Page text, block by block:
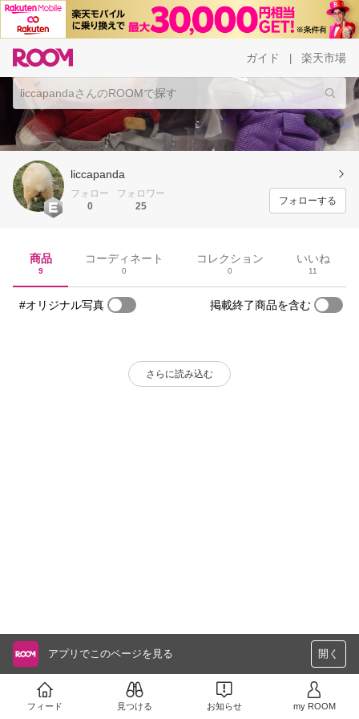
ガイド 楽天市場
liccapanda
フォロー
0
フォロワー
25
フォローする
商品
9
コーディネート
0
コレクション
0
いいね
11
#オリジナル写真 掲載終了商品を含む
さらに読み込む
アプリでこのページを見る 開く
フィード 見つける お知らせ my ROOM